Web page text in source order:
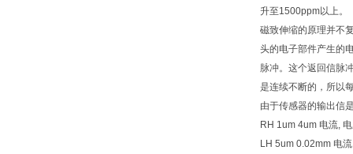
升至1500ppm以上。
磁致伸缩的原理并不
头的电子部件产生的
脉冲。这个返回信脉
是连续不断的，所以
由于传感器的输出信
RH 1um 4um 电流,
LH 5um 0.02mm 电